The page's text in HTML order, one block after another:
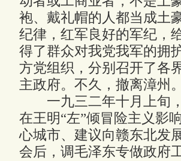
袍、戴礼帽的人都当成土
纪律，红军良好的军纪，
得了群众对我党我军的拥
方党组织，分别召开了各
主政府。不久，撤离漳州
一九三二年十月上旬，
在王明“左”倾冒险主义影
心城市、建议向赣东北发
会后，调毛泽东专做政府